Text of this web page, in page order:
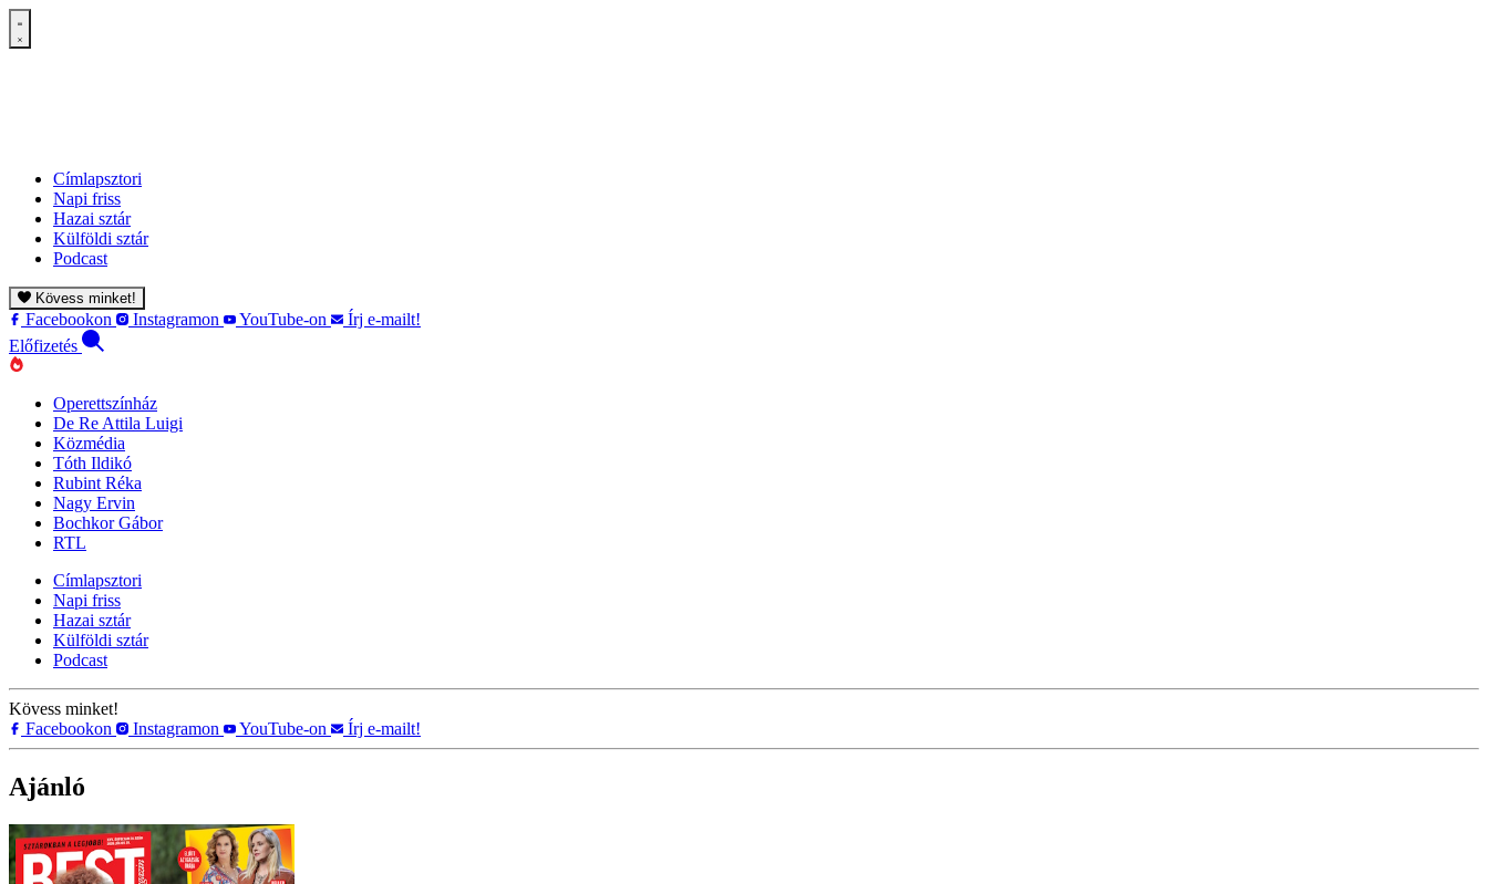
Címlapsztori
Napi friss
Hazai sztár
Külföldi sztár
Podcast
Kövess minket!
Facebookon Instagramon YouTube-on
Írj e-mailt!
Előfizetés
Operettszínház
De Re Attila Luigi
Közmédia
Tóth Ildikó
Rubint Réka
Nagy Ervin
Bochkor Gábor
RTL
Címlapsztori
Napi friss
Hazai sztár
Külföldi sztár
Podcast
Kövess minket!
Facebookon
Instagramon YouTube-on Írj e-mailt!
Ajánló